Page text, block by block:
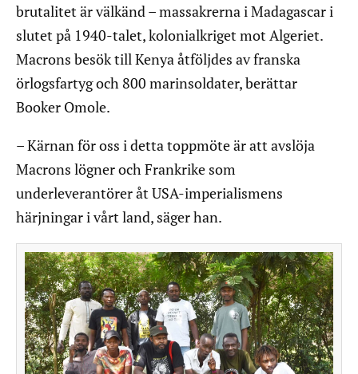
brutalitet är välkänd – massakrerna i Madagascar i
slutet på 1940-talet, kolonialkriget mot Algeriet.
Macrons besök till Kenya åtföljdes av franska
örlogsfartyg och 800 marinsoldater, berättar
Booker Omole.
– Kärnan för oss i detta toppmöte är att avslöja
Macrons lögner och Frankrike som
underleverantörer åt USA-imperialismens
härjningar i vårt land, säger han.